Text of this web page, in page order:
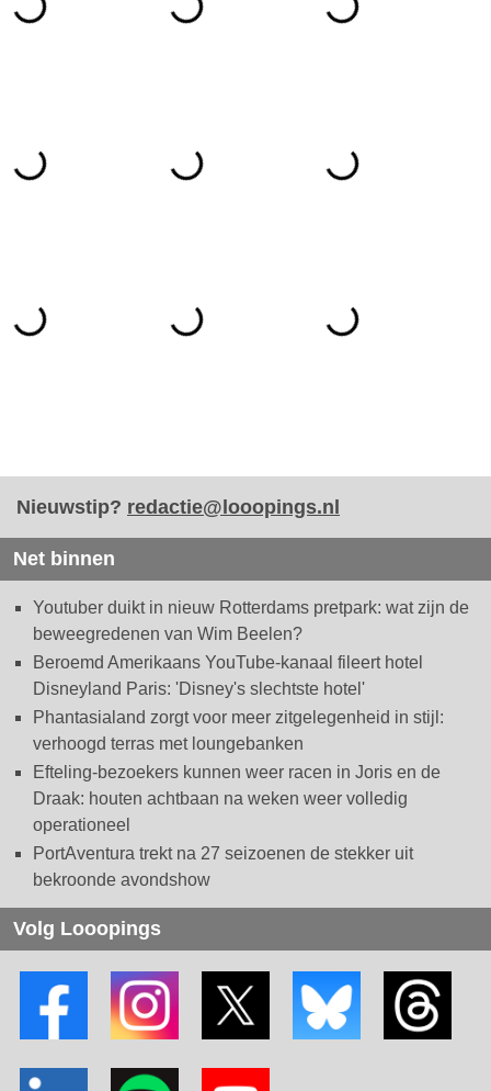
Nieuwstip? redactie@looopings.nl
Net binnen
Youtuber duikt in nieuw Rotterdams pretpark: wat zijn de
beweegredenen van Wim Beelen?
Beroemd Amerikaans YouTube-kanaal fileert hotel
Disneyland Paris: 'Disney's slechtste hotel'
Phantasialand zorgt voor meer zitgelegenheid in stijl:
verhoogd terras met loungebanken
Efteling-bezoekers kunnen weer racen in Joris en de
Draak: houten achtbaan na weken weer volledig
operationeel
PortAventura trekt na 27 seizoenen de stekker uit
bekroonde avondshow
Volg Looopings